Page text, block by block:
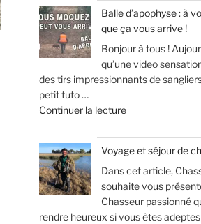
Balle d’apophyse : à
que ça vous arrive !
Bonjour à tous !
qu’une video
des tirs impressionnants de
petit tuto …
Continuer la lecturede
d’apophyse :
à
voir
pour
éviter
que
Voyage et séjour de
Dans cet article,
souhaite vous
Chasseur passionné
rendre heureux si vous êtes